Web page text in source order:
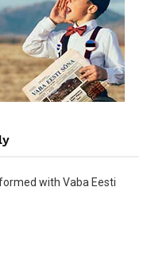
with Vaba Eesti